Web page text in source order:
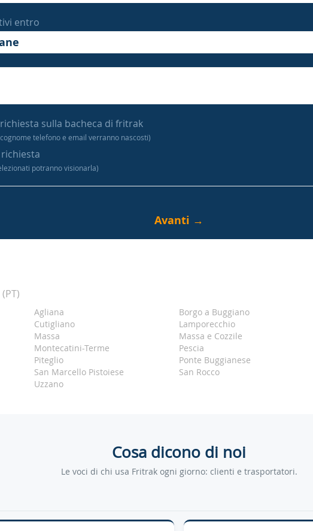
entro
sulla bacheca di fritrak
telefono e email verranno nascosti)
potranno visionarla)
Agliana Borgo a Buggiano
Cutigliano Lamporecchio
Massa Massa e Cozzile
Montecatini-Terme Pescia
Piteglio Ponte Buggianese
San Marcello Pistoiese San Rocco
Uzzano
Cosa dicono di noi
Le voci di chi usa Fritrak ogni giorno: clienti e trasportatori.